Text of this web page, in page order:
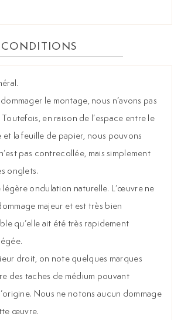
CONDITIONS
le montage, nous n’avons pas
en raison de l’espace entre le
la feuille de papier, nous pouvons
pas contrecollée, mais simplement
onglets.
légère ondulation naturelle. L’œuvre ne
majeur et est très bien
qu’elle ait été très rapidement
droit, on note quelques marques
des taches de médium pouvant
Nous ne notons aucun dommage
œuvre.